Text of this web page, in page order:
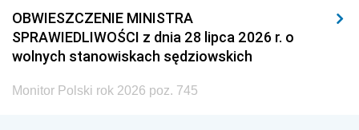
OBWIESZCZENIE MINISTRA
SPRAWIEDLIWOŚCI z dnia 28 lipca 2026 r. o
wolnych stanowiskach sędziowskich
Monitor Polski rok 2026 poz. 745